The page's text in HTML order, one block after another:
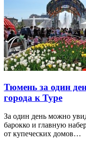
Тюмень за один
города к Туре
За один день можно
барокко и главную
от купеческих домов…